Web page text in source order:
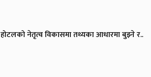
होटलको नेतृत्व विकासमा तथ्यका आधारमा बुझ्ने र..